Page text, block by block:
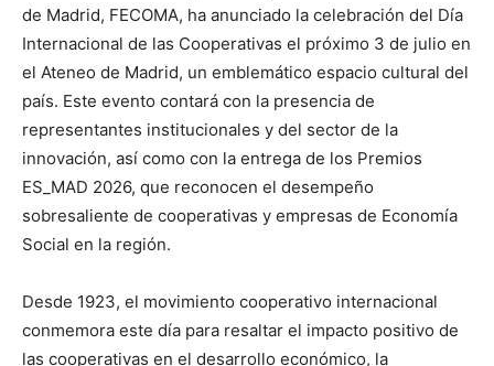
de Madrid, FECOMA, ha anunciado la celebración del Día
Internacional de las Cooperativas el próximo 3 de julio en
el Ateneo de Madrid, un emblemático espacio cultural del
país. Este evento contará con la presencia de
representantes institucionales y del sector de la
innovación, así como con la entrega de los Premios
ES_MAD 2026, que reconocen el desempeño
sobresaliente de cooperativas y empresas de Economía
Social en la región.
Desde 1923, el movimiento cooperativo internacional
conmemora este día para resaltar el impacto positivo de
las cooperativas en el desarrollo económico, la